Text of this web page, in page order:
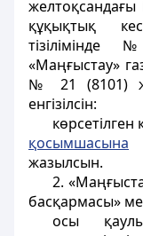
құқықтық
«Маңғыстау»
№ 21 (8101)
енгізілсін:
көрсетілген
қосымшасына
жазылсын.
2.
басқармасы»
осы